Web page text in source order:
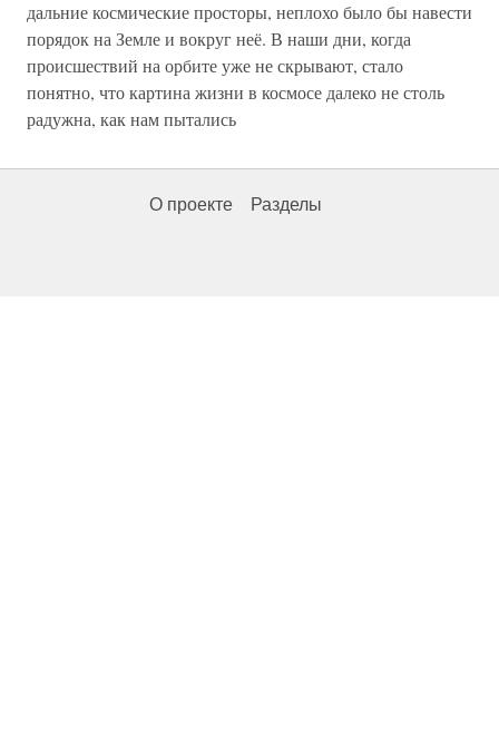
дальние космические просторы, неплохо было бы навести
порядок на Земле и вокруг неё. В наши дни, когда
происшествий на орбите уже не скрывают, стало
понятно, что картина жизни в космосе далеко не столь
радужна, как нам пытались
О проекте Разделы